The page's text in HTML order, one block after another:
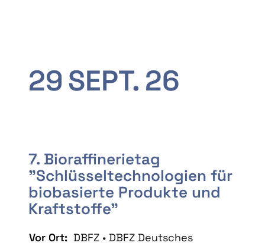
29SEPT. 26
7. Bioraffinerietag
"Schlüsseltechnologien für
biobasierte Produkte und
Kraftstoffe"
Vor Ort: DBFZ • DBFZ Deutsches